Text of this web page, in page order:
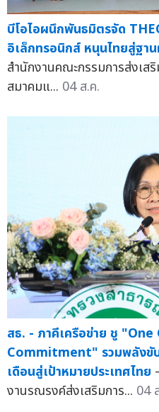
บีโอไอผนึกพันธมิตรจัด
อิเล็กทรอนิกส์ หนุนไทยสู่ฐา
สำนักงานคณะกรรมการส่งเส
สมาคมแ... 04 ส.ค.
สธ. - ภาคีเครือข่าย ชู
Commitment" รวมพลังขั
เดือนสู่เป้าหมายประเทศไทย
งานรณรงค์ส่งเสริมการ... 04